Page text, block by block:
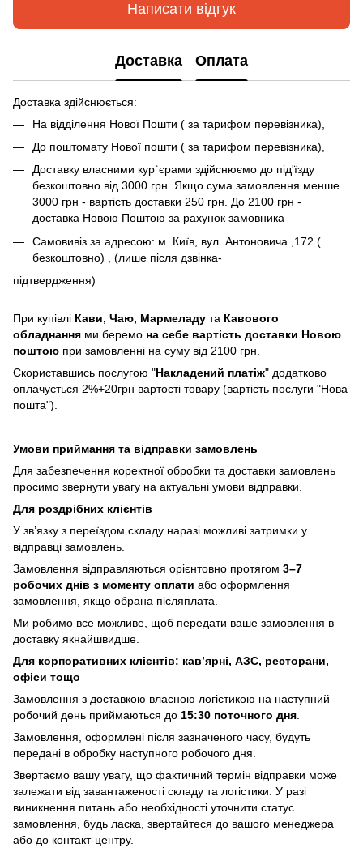
Написати відгук
Доставка Оплата
Доставка здійснюється:
На відділення Нової Пошти ( за тарифом перевізника),
До поштомату Нової пошти ( за тарифом перевізника),
Доставку власними кур`єрами здійснюємо до під'їзду
безкоштовно від 3000 грн. Якщо сума замовлення менше
3000 грн - вартість доставки 250 грн. До 2100 грн -
доставка Новою Поштою за рахунок замовника
Самовивіз за адресою: м. Київ, вул. Антоновича ,172 (
безкоштовно) , (лише після дзвінка-
підтвердження)
При купівлі Кави, Чаю, Мармеладу та Кавового
обладнання ми беремо на себе вартість доставки Новою
поштою при замовленні на суму від 2100 грн.
Скориставшись послугою "Накладений платіж" додатково
оплачується 2%+20грн вартості товару (вартість послуги "Нова
пошта").
Умови приймання та відправки замовлень
Для забезпечення коректної обробки та доставки замовлень
просимо звернути увагу на актуальні умови відправки.
Для роздрібних клієнтів
У зв’язку з переїздом складу наразі можливі затримки у
відправці замовлень.
Замовлення відправляються орієнтовно протягом 3–7
робочих днів з моменту оплати або оформлення
замовлення, якщо обрана післяплата.
Ми робимо все можливе, щоб передати ваше замовлення в
доставку якнайшвидше.
Для корпоративних клієнтів: кав’ярні, АЗС, ресторани,
офіси тощо
Замовлення з доставкою власною логістикою на наступний
робочий день приймаються до 15:30 поточного дня
Замовлення, оформлені після зазначеного часу, будуть
передані в обробку наступного робочого дня.
Звертаємо вашу увагу, що фактичний термін відправки може
залежати від завантаженості складу та логістики. У разі
виникнення питань або необхідності уточнити статус
замовлення, будь ласка, звертайтеся до вашого менеджера
або до контакт-центру.